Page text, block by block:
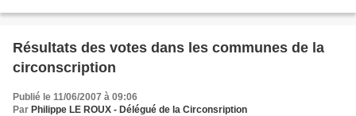
Résultats des votes dans les communes de la
circonscription
Publié le 11/06/2007 à 09:06
Par Philippe LE ROUX - Délégué de la Circonsription